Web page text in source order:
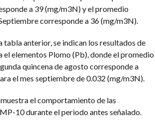
a 39 (mg/m3N) y el promedio
corresponde a 36 (mg/m3N).
tabla anterior, se indican los resultados de
el elementos Plomo (Pb), donde el promedio
quincena de agosto corresponde a
el mes septiembre de 0.032 (mg/m3N).
el comportamiento de las
10 durante el periodo antes señalado.